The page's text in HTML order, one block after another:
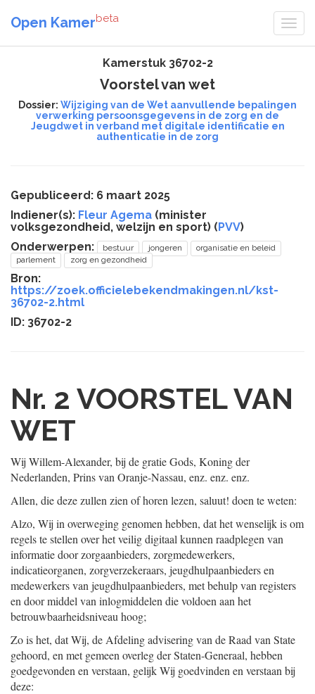
Open Kamerbeta
Kamerstuk 36702-2
Voorstel van wet
Dossier: Wijziging van de Wet aanvullende bepalingen
verwerking persoonsgegevens in de zorg en de
Jeugdwet in verband met digitale identificatie en
authenticatie in de zorg
Gepubliceerd: 6 maart 2025
Indiener(s): Fleur Agema (minister
volksgezondheid, welzijn en sport) (PVV)
Onderwerpen:
bestuur jongeren
organisatie en beleid
parlement
zorg en gezondheid
Bron:
https://zoek.officielebekendmakingen.nl/kst-
36702-2.html
ID: 36702-2
Nr. 2 VOORSTEL VAN
WET
Wij Willem-Alexander, bij de gratie Gods, Koning der
Nederlanden, Prins van Oranje-Nassau, enz. enz. enz.
Allen, die deze zullen zien of horen lezen, saluut! doen te weten:
Alzo, Wij in overweging genomen hebben, dat het wenselijk is om
regels te stellen over het veilig digitaal kunnen raadplegen van
informatie door zorgaanbieders, zorgmedewerkers,
indicatieorganen, zorgverzekeraars, jeugdhulpaanbieders en
medewerkers van jeugdhulpaanbieders, met behulp van registers
en door middel van inlogmiddelen die voldoen aan het
betrouwbaarheidsniveau hoog;
Zo is het, dat Wij, de Afdeling advisering van de Raad van State
gehoord, en met gemeen overleg der Staten-Generaal, hebben
goedgevonden en verstaan, gelijk Wij goedvinden en verstaan bij
deze: